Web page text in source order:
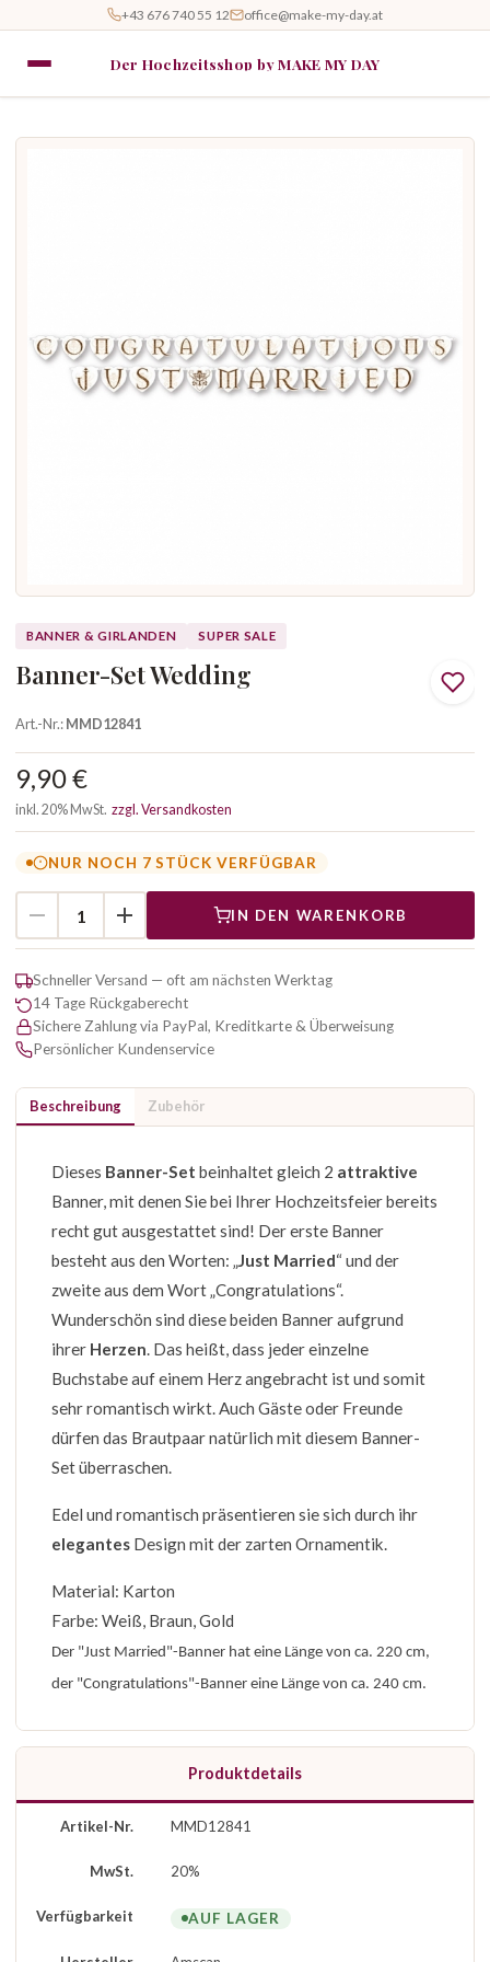
+43 676 740 55 12 office@make-my-day.at
Der Hochzeitsshop by MAKE MY DAY
BANNER & GIRLANDEN SUPER SALE
Banner-Set Wedding
Art.-Nr.:MMD12841
9,90 €
inkl. 20% MwSt. zzgl. Versandkosten
NUR NOCH 7 STÜCK VERFÜGBAR
IN DEN WARENKORB
Schneller Versand — oft am nächsten Werktag
14 Tage Rückgaberecht
Sichere Zahlung via PayPal, Kreditkarte & Überweisung
Persönlicher Kundenservice
Beschreibung Zubehör
Dieses Banner-Set beinhaltet gleich 2 attraktive
Banner, mit denen Sie bei Ihrer Hochzeitsfeier bereits
recht gut ausgestattet sind! Der erste Banner
besteht aus den Worten: „Just Married“ und der
zweite aus dem Wort „Congratulations“.
Wunderschön sind diese beiden Banner aufgrund
ihrer Herzen. Das heißt, dass jeder einzelne
Buchstabe auf einem Herz angebracht ist und somit
sehr romantisch wirkt. Auch Gäste oder Freunde
dürfen das Brautpaar natürlich mit diesem Banner-
Set überraschen.
Edel und romantisch präsentieren sie sich durch ihr
elegantes Design mit der zarten Ornamentik.
Material: Karton
Farbe: Weiß, Braun, Gold
Der "Just Married"-Banner hat eine Länge von ca. 220 cm,
der "Congratulations"-Banner eine Länge von ca. 240 cm.
Produktdetails
Artikel-Nr. MMD12841
MwSt. 20%
Verfügbarkeit AUF LAGER